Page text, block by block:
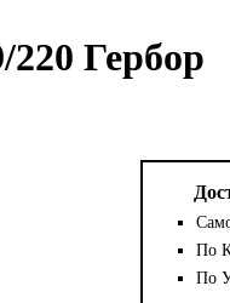
Гербор
По
По